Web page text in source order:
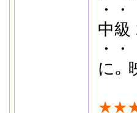
・
中級
・
に｡